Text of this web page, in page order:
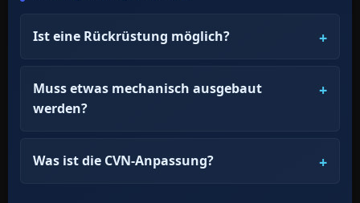
Ist eine Rückrüstung möglich?
Muss etwas mechanisch ausgebaut
werden?
Was ist die CVN-Anpassung?